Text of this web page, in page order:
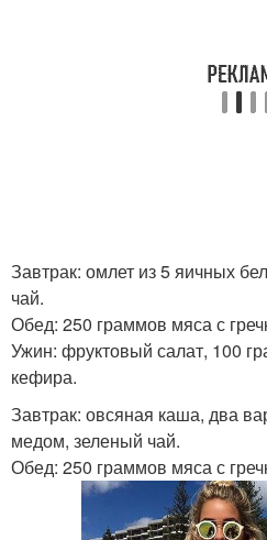
Завтрак: омлет из 5 яичных
чай.
Обед: 250 граммов мяса с
Ужин: фруктовый салат, 100
кефира.
Завтрак: овсяная каша, два
медом, зеленый чай.
Обед: 250 граммов мяса с